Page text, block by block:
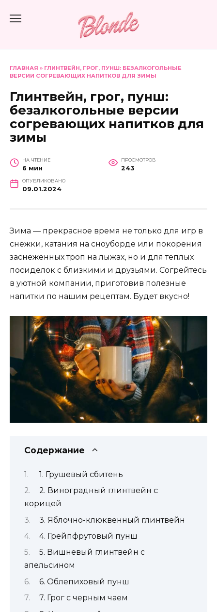
ГЛАВНАЯ » ГЛИНТВЕЙН, ГРОГ, ПУНШ: БЕЗАЛКОГОЛЬНЫЕ
ВЕРСИИ СОГРЕВАЮЩИХ НАПИТКОВ ДЛЯ ЗИМЫ
Глинтвейн, грог, пунш:
безалкогольные версии
согревающих напитков для
зимы
НА ЧТЕНИЕ
6 мин
ПРОСМОТРОВ
243
ОПУБЛИКОВАНО
09.01.2024
Зима — прекрасное время не только для игр в
снежки, катания на сноуборде или покорения
заснеженных троп на лыжах, но и для теплых
посиделок с близкими и друзьями. Согрейтесь
в уютной компании, приготовив полезные
напитки по нашим рецептам. Будет вкусно!
Содержание
1. Грушевый сбитень
2. Виноградный глинтвейн с
корицей
3. Яблочно-клюквенный глинтвейн
4. Грейпфрутовый пунш
5. Вишневый глинтвейн с
апельсином
6. Облепиховый пунш
7. Грог с черным чаем